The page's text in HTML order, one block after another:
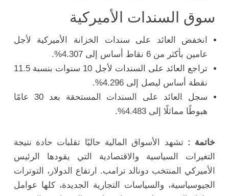
سوق السندات الأميركية
انخفض العائد على سندات الخزانة الأميركية لأجل
عامين بأكثر من 6 نقاط أساس إلى 4.307%.
تراجع العائد على السندات لأجل 10 سنوات بنسبة 11.5
نقطة أساس ليصل إلى 4.296%.
سجل العائد على السندات المستحقة بعد 30 عامًا
هبوطًا مماثلًا إلى 4.483%.
خاتمة : تشهد الأسواق المالية حاليًا تقلبات حادة نتيجة
التغيرات السياسية والاقتصادية التي يقودها الرئيس
الأميركي المنتخب دونالد ترامب. ارتفاع الدولار، التوترات
الجيوسياسية، والسياسات التجارية الجديدة، كلها عوامل